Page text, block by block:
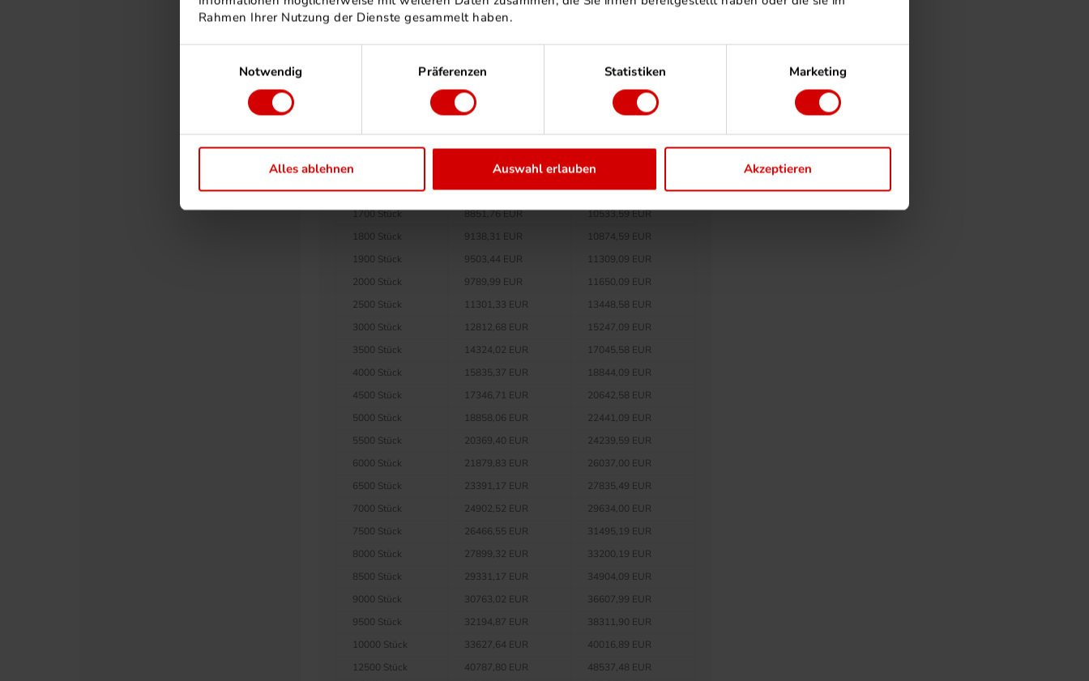
Rahmen Ihrer Nutzung der Dienste gesammelt haben.
Notwendig
Präferenzen Statistiken Marketing
Alles ablehnen Auswahl erlauben Akzeptieren
900 Stück
6402,18 EUR
7340,41 EUR
8735,09 EUR
7483,69 EUR
8905,59 EUR
1400 Stück
7912,60 EUR
9415,99 EUR
1500 Stück
8278,64 EUR
9851,58 EUR
1600 Stück
8565,21 EUR
10192,60 EUR
1700 Stück
8851,76 EUR
10533,59 EUR
1800 Stück
9138,31 EUR
10874,59 EUR
1900 Stück
9503,44 EUR
11309,09 EUR
2000 Stück
9789,99 EUR
11650,09 EUR
2500 Stück
11301,33 EUR
13448,58 EUR
3000 Stück
12812,68 EUR
15247,09 EUR
3500 Stück
14324,02 EUR
17045,58 EUR
4000 Stück
15835,37 EUR
18844,09 EUR
4500 Stück
17346,71 EUR
20642,58 EUR
5000 Stück
18858,06 EUR
22441,09 EUR
5500 Stück
20369,40 EUR
24239,59 EUR
6000 Stück
21879,83 EUR
26037,00 EUR
6500 Stück
23391,17 EUR
27835,49 EUR
7000 Stück
24902,52 EUR
29634,00 EUR
7500 Stück
26466,55 EUR
31495,19 EUR
8000 Stück
27899,32 EUR
33200,19 EUR
8500 Stück
29331,17 EUR
34904,09 EUR
9000 Stück
30763,02 EUR
36607,99 EUR
9500 Stück
32194,87 EUR
38311,90 EUR
10000 Stück
33627,64 EUR
40016,89 EUR
12500 Stück
40787,80 EUR
48537,48 EUR